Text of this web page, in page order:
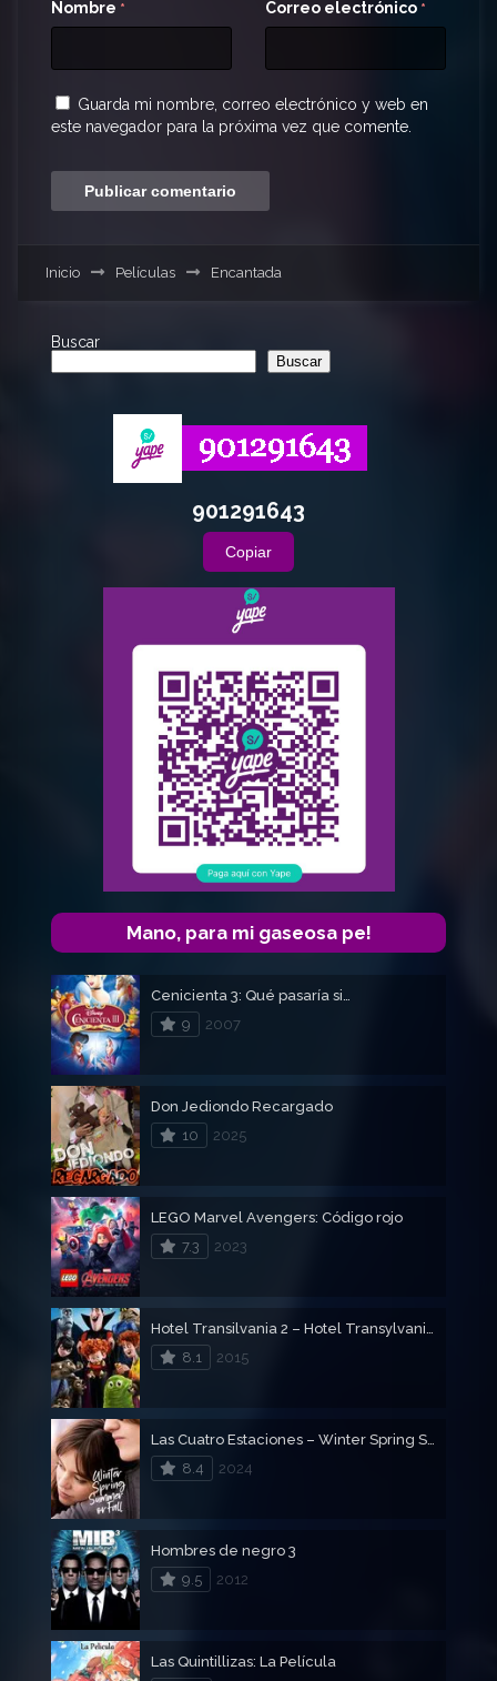
Nombre * Correo electrónico *
Guarda mi nombre, correo electrónico y web en
este navegador para la próxima vez que comente.
Inicio Películas Encantada
Buscar
Buscar
901291643
Copiar
Mano, para mi gaseosa pe!
Cenicienta 3: Qué pasaría si…
9
2007
Don Jediondo Recargado
10
2025
LEGO Marvel Avengers: Código rojo
7.3
2023
Hotel Transilvania 2 – Hotel Transylvania 2
8.1
2015
Las Cuatro Estaciones – Winter Spring Summer or Fall
8.4
2024
Hombres de negro 3
9.5
2012
Las Quintillizas: La Película